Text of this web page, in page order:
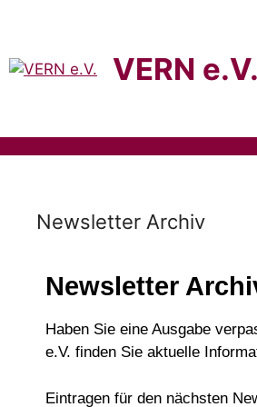
VERN e.V.
Newsletter Archiv
Newsletter
Haben Sie eine Ausgabe
e.V. finden Sie aktuelle
Eintragen für den nächsten